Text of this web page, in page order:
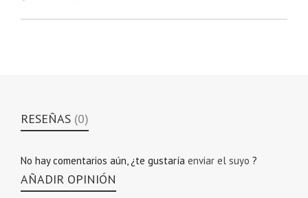
RESEÑAS (0)
No hay comentarios aún, ¿te gustaría enviar el suyo ?
AÑADIR OPINIÓN